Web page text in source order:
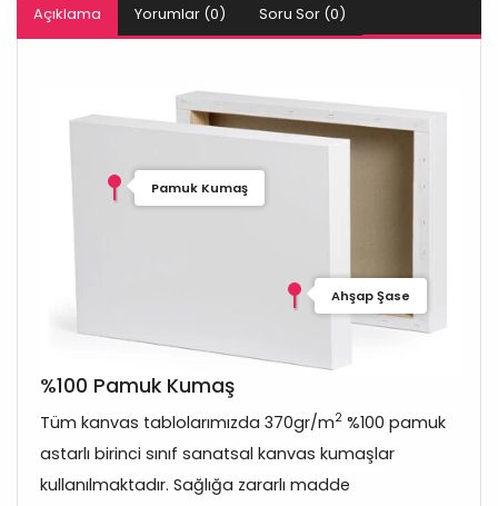
Açıklama Yorumlar (0) Soru Sor (0)
Pamuk Kumaş
Ahşap Şase
%100 Pamuk Kumaş
Tüm kanvas tablolarımızda 370gr/m2 %100 pamuk
astarlı birinci sınıf sanatsal kanvas kumaşlar
kullanılmaktadır. Sağlığa zararlı madde